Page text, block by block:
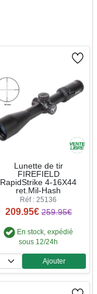
Lunette de tir
FIREFIELD
RapidStrike 4-16X44
ret.Mil-Hash
Réf : 25136
209.95€ 259.95€
En stock, expédié
sous 12/24h
Quantité
Ajouter